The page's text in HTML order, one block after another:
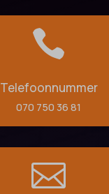

Telefoonnummer
070 750 36 81
